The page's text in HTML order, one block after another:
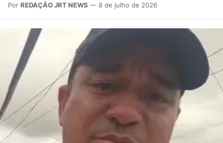
Por REDAÇÃO JRT NEWS — 8 de julho de 2026